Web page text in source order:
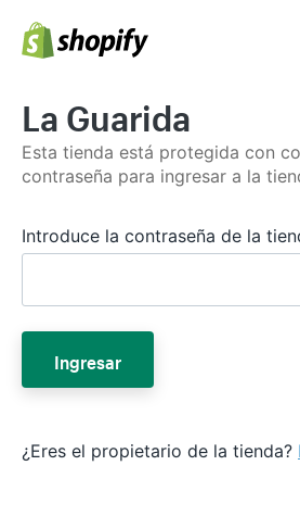
La Guarida
Esta tienda está protegida con
contraseña para ingresar a la
Introduce la contraseña de la
Ingresar
¿Eres el propietario de la tienda?